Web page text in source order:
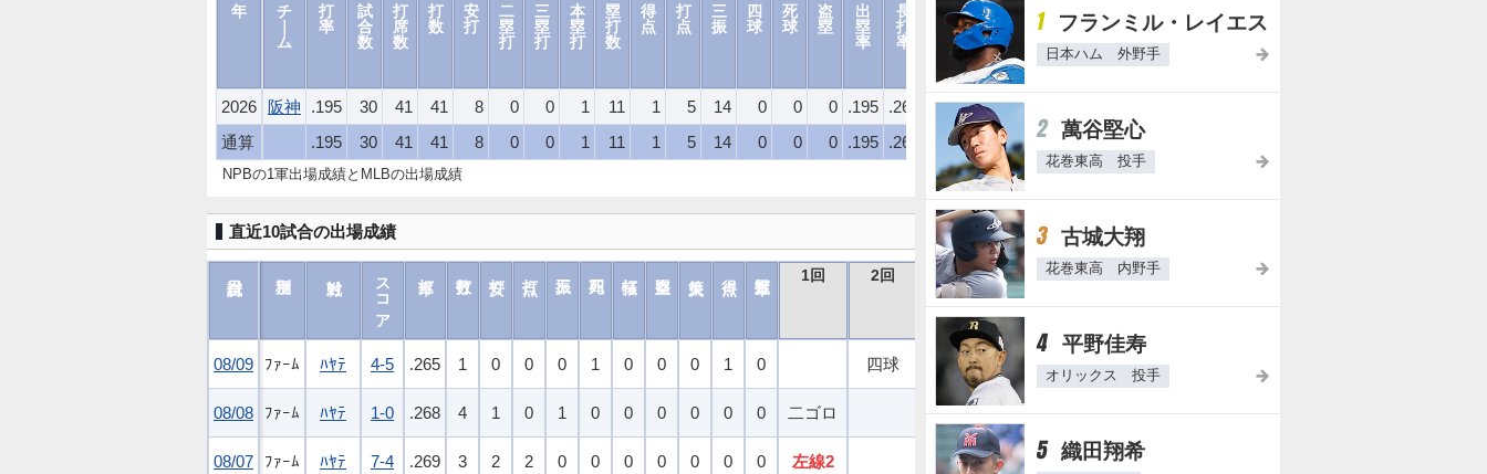
年
2026
通算
チ
ム
打
率
試
合
数
打
席
数
打
数
安
打
二
塁
打
三
塁
打
本
塁
打
塁
打
数
得
点
打
点
三
振
四
球
死
球
盗
塁
出
塁
率
長
打
率
O
三
振
率
背
年
俸
阪神 .195 30 41 41 8 0 0 1 11 1 5 14 0 0 0 .195 .268 .463 .341 85
.195
30 41 41 8 0 0 1 11 1 5 14 0 0 0 .195 .268 .463 .341
NPBの1軍出場成績とMLBの出場成績
直近10試合の出場成績
08/09
08/08
08/07
スコア 1回 2回 3回 4回 5回 6回
08/09 ﾌｧｰﾑ ﾊﾔﾃ 4-5 .265 1 0 0 0 1 0 0 0 1 0 四球 遊ゴロ
08/08 ﾌｧｰﾑ ﾊﾔﾃ 1-0 .268 4 1 0 1 0 0 0 0 0 0 二ゴロ 左飛 左安
08/07 ﾌｧｰﾑ ﾊﾔﾃ 7-4 .269 3 2 2 0 0 0 0 0 0 0 左線2 中安 左犠飛
1 フランミル・レイエス
日本ハム 外野手
2 萬谷堅心
花巻東高 投手
3 古城大翔
花巻東高 内野手
4 平野佳寿
オリックス 投手
5 織田翔希